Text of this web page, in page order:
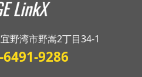
野湾市野嵩2丁目34-1
6491-9286